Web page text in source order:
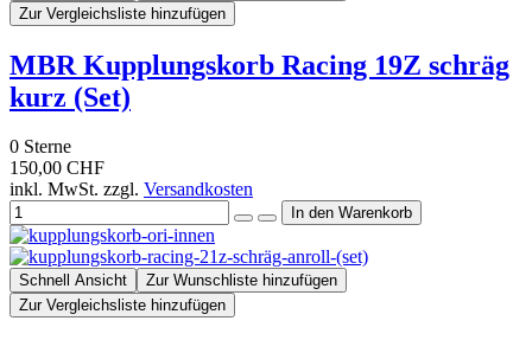
Zur Vergleichsliste hinzufügen
MBR Kupplungskorb Racing 19Z schräg
kurz (Set)
0 Sterne
150,00 CHF
inkl. MwSt. zzgl. Versandkosten
Schnell Ansicht
Zur Wunschliste hinzufügen
Zur Vergleichsliste hinzufügen